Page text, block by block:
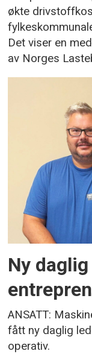
økte
Det viser en
av Norges
Ny
ANSATT:
fått ny daglig
operativ.